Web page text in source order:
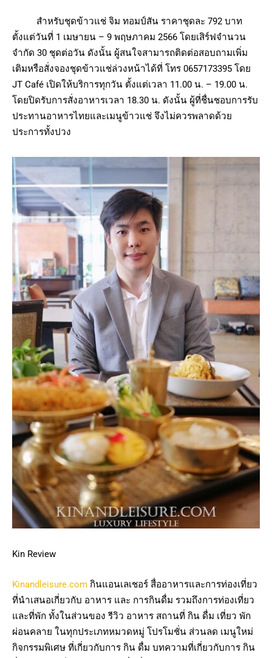
สำหรับชุดข้าวแช่ จิม ทอมป์สัน ราคาชุดละ 792 บาท
ตั้งแต่วันที่ 1 เมษายน – 9 พฤษภาคม 2566 โดยเสิร์ฟจำนวน
จำกัด 30 ชุดต่อวัน ดังนั้น ผู้สนใจสามารถติดต่อสอบถามเพิ่ม
เติมหรือสั่งจองชุดข้าวแช่ล่วงหน้าได้ที่ โทร 0657173395 โดย
JT Café เปิดให้บริการทุกวัน ตั้งแต่เวลา 11.00 น. – 19.00 น.
โดยปิดรับการสั่งอาหารเวลา 18.30 น. ดังนั้น ผู้ที่ชื่นชอบการรับ
ประทานอาหารไทยและเมนูข้าวแช่ จึงไม่ควรพลาดด้วย
ประการทั้งปวง
Kin Review
Kinandleisure.com กินแอนเลเชอร์ สื่ออาหารและการท่องเที่ยว
ที่นำเสนอเกี่ยวกับ อาหาร และ การกินดื่ม รวมถึงการท่องเที่ยว
และที่พัก ทั้งในส่วนของ รีวิว อาหาร สถานที่ กิน ดื่ม เที่ยว พัก
ผ่อนคลาย ในทุกประเภทหมวดหมู่ โปรโมชั่น ส่วนลด เมนูใหม่
กิจกรรมพิเศษ ที่เกี่ยวกับการ กิน ดื่ม บทความที่เกี่ยวกับการ กิน